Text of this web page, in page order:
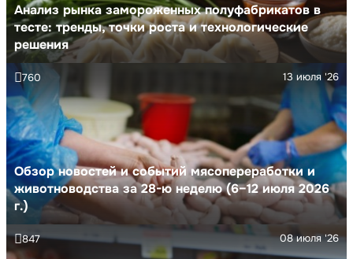
Анализ рынка замороженных полуфабрикатов в
тесте: тренды, точки роста и технологические
решения
Обзор новостей и событий мясопереработки и
животноводства за 28-ю неделю (6–12 июля 2026
г.)
13 июля '26
760
08 июля '26
847